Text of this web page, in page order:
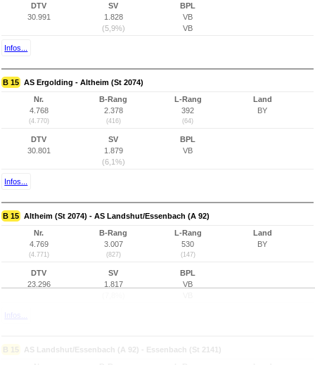
DTV
30.991
SV
1.828
(5,9%)
BPL
VB
VB
Infos...
B 15 AS Ergolding - Altheim (St 2074)
Nr.
4.768
(4.770)
B-Rang
2.378
(416)
L-Rang
392
(64)
Land
BY
DTV
30.801
SV
1.879
(6,1%)
BPL
VB
Infos...
B 15 Altheim (St 2074) - AS Landshut/Essenbach (A 92)
Nr.
4.769
(4.771)
B-Rang
3.007
(827)
L-Rang
530
(147)
Land
BY
DTV
23.296
SV
1.817
BPL
VB
Infos...
B 15 AS Landshut/Essenbach (A 92) - Essenbach (St 2141)